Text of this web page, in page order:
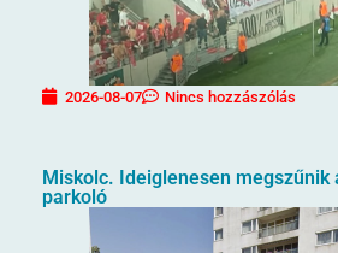
2026-08-07 Nincs hozzászólás
Miskolc. Ideiglenesen megszűnik
parkoló